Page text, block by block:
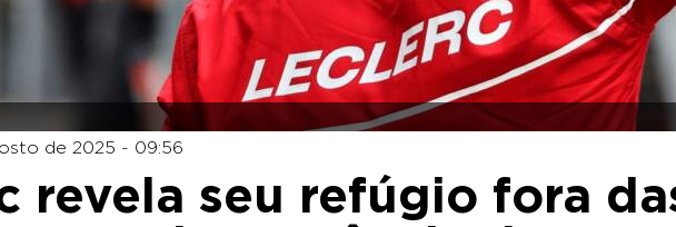
de 2025 - 09:56
revela seu refúgio fora